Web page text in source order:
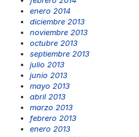
enero 2014
diciembre 2013
noviembre 2013
octubre 2013
septiembre 2013
julio 2013
junio 2013
mayo 2013
abril 2013
marzo 2013
febrero 2013
enero 2013